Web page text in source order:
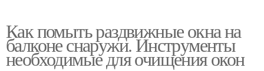
Как помыть раздвижные окна на
балконе снаружи. Инструменты
необходимые для очищения окон